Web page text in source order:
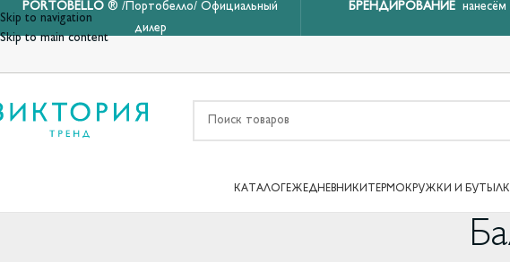
Skip to navigation
Skip to main content
PORTOBELLO ® /Портобелло/ Официальный
дилер
БРЕНДИРОВАНИЕ нанесём
КАТАЛОГ ЕЖЕДНЕВНИКИ ТЕРМОКРУЖКИ И